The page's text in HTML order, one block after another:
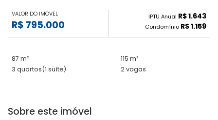
VALOR DO IMÓVEL
R$ 795.000
IPTU Anual R$ 1.643
Condomínio R$ 1.159
87 m²
115 m²
3 quartos(1 suíte) 2 vagas
Sobre este imóvel